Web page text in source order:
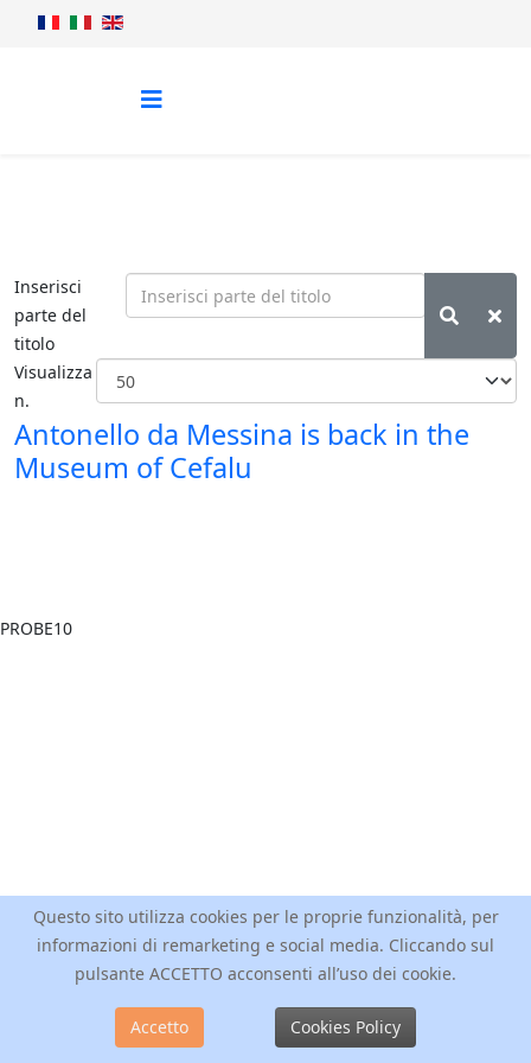
Inserisci
parte del
titolo
Visualizza
n.
Antonello da Messina is back in the
Museum of Cefalu
Questo sito utilizza cookies per le proprie funzionalità, per
informazioni di remarketing e social media. Cliccando sul
pulsante ACCETTO acconsenti all’uso dei cookie.
Accetto Cookies Policy